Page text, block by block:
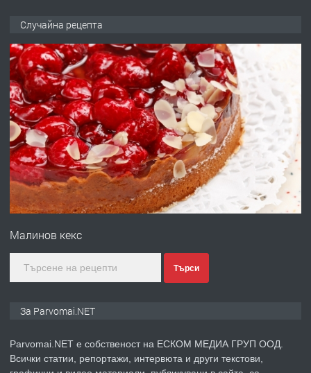
преди 1 година
ПРЕДЛАГА Работа за общи работници
преди 1 година
ПРЕДЛАГА
Първи поход "По стъпките на Ангел
преди 1 година
Случайна рецепта
Малинов кекс
Търси
За Parvomai.NET
Parvomai.NET е собственост на ЕСКОМ МЕДИА ГРУП ООД.
Всички статии, репортажи, интервюта и други текстови,